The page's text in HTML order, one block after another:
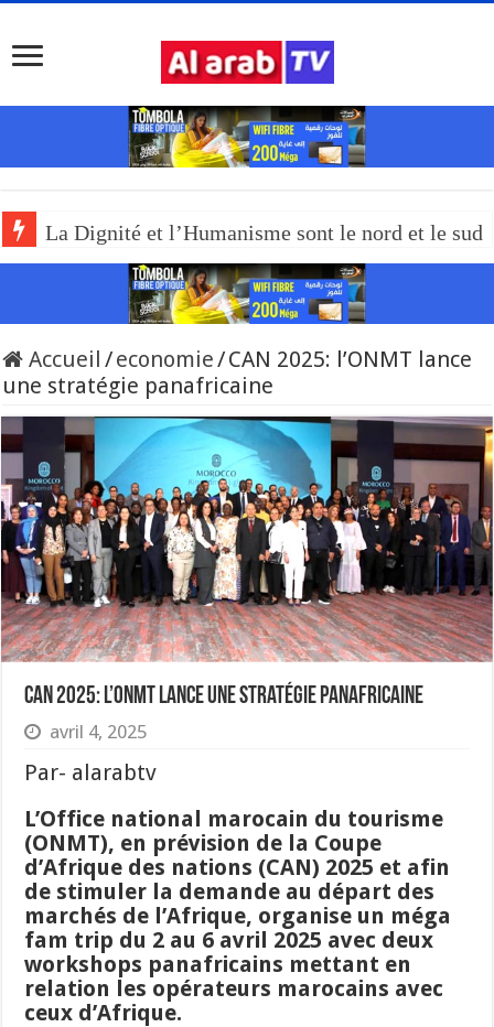
La Dignité et l’Humanisme sont le nord et le
Accueil /economie/CAN 2025: l’ONMT lance
une stratégie panafricaine
CAN 2025: l’ONMT lance une stratégie panafricaine
avril 4, 2025
Par- alarabtv
L’Office national marocain du tourisme
(ONMT), en prévision de la Coupe
d’Afrique des nations (CAN) 2025 et afin
de stimuler la demande au départ des
marchés de l’Afrique, organise un méga
fam trip du 2 au 6 avril 2025 avec deux
workshops panafricains mettant en
relation les opérateurs marocains avec
ceux d’Afrique.